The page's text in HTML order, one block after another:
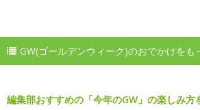
GW(ゴールデンウィーク)のおでかけをも
編集部おすすめの「今年のGW」の楽しみ方